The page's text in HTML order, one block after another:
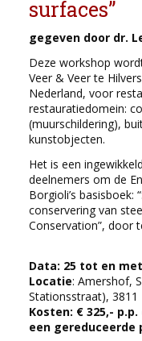
surfaces’’
gegeven door dr.
Deze workshop
Veer & Veer te
Nederland, voor
restauratiedomein:
(muurschildering),
kunstobjecten.
Het is een
deelnemers om de
Borgioli’s basisboek:
conservering van
Conservation”, door
Data: 25 tot en
Locatie: Amershof,
Stationsstraat),
Kosten: € 325,-
een gereduceerde